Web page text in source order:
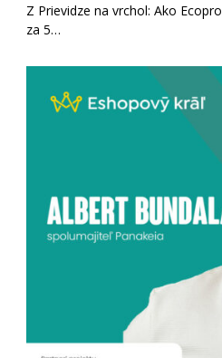
Z Prievidze na vrchol: Ako
za 5…